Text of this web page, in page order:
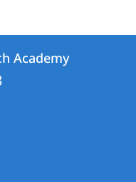
Academy